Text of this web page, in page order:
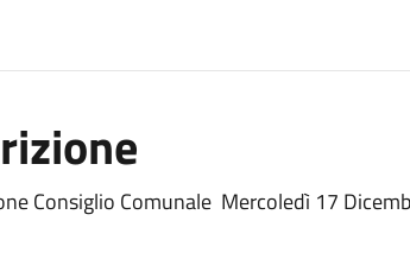
Consiglio Comunale Mercoledì 17